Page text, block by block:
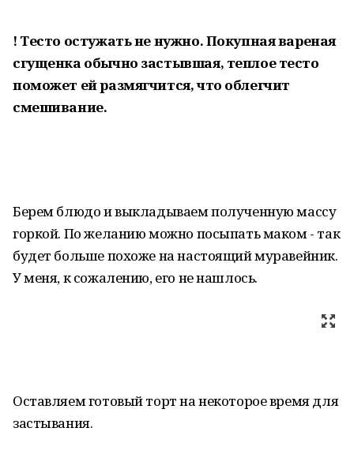
! Тесто остужать не нужно. Покупная вареная
сгущенка обычно застывшая, теплое тесто
поможет ей размягчится, что облегчит
смешивание.
Берем блюдо и выкладываем полученную массу
горкой. По желанию можно посыпать маком - так
будет больше похоже на настоящий муравейник.
У меня, к сожалению, его не нашлось.
Оставляем готовый торт на некоторое время для
застывания.